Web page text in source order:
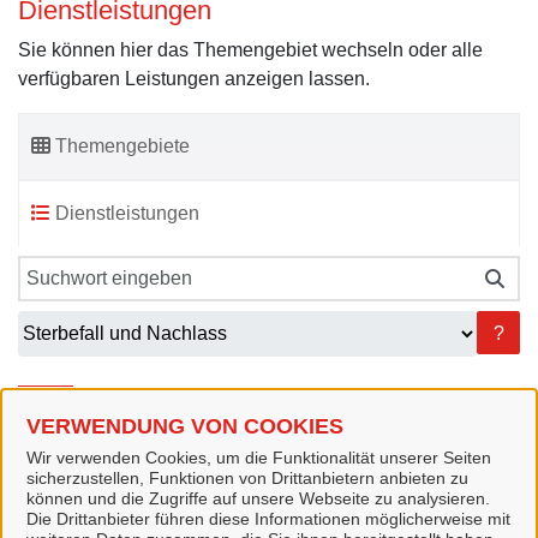
VERWENDUNG VON COOKIES
Wir verwenden Cookies, um die Funktionalität unserer Seiten
sicherzustellen, Funktionen von Drittanbietern anbieten zu
können und die Zugriffe auf unsere Webseite zu analysieren.
Die Drittanbieter führen diese Informationen möglicherweise mit
Dienstleistungen
Sie können hier das Themengebiet wechseln oder alle
verfügbaren Leistungen anzeigen lassen.
Themengebiete
Dienstleistungen
?
U